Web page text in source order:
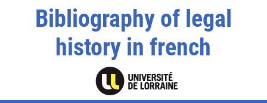
Bibliography of legal
history in french